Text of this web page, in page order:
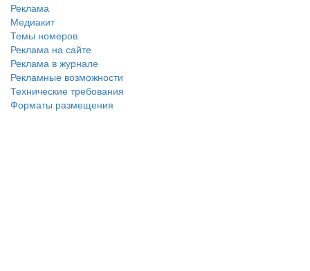
Реклама
Медиакит
Темы номеров
Реклама на сайте
Реклама в журнале
Рекламные возможности
Технические требования
Форматы размещения